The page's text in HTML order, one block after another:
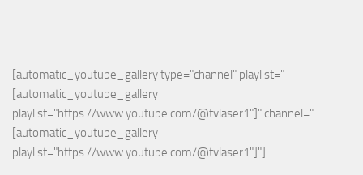
[automatic_youtube_gallery type="channel" playlist="
[automatic_youtube_gallery
playlist="https://www.youtube.com/@tvlaser1"]" channel="
[automatic_youtube_gallery
playlist="https://www.youtube.com/@tvlaser1"]"]